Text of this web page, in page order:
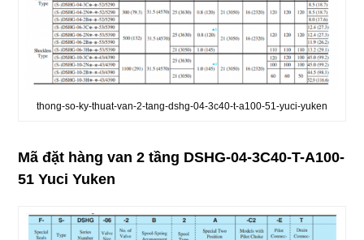
thong-so-ky-thuat-van-2-tang-dshg-04-3c40-t-a100-51-yuci-yuken
Mã đặt hàng van 2 tầng DSHG-04-3C40-T-A100-
51 Yuci Yuken